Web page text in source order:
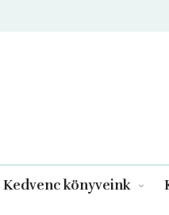
Kedvenc könyveink